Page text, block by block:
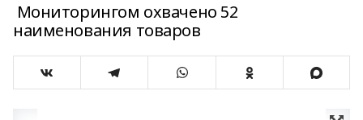
Мониторингом охвачено 52
наименования товаров